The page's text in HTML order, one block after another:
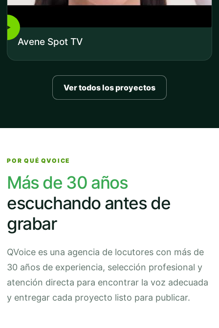
▶
Avene Spot TV
Ver todos los proyectos
POR QUÉ QVOICE
Más de 30 años
escuchando antes de
grabar
QVoice es una agencia de locutores con más de
30 años de experiencia, selección profesional y
atención directa para encontrar la voz adecuada
y entregar cada proyecto listo para publicar.